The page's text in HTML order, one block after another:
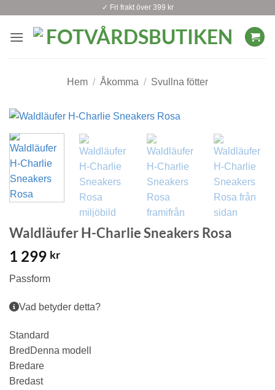
content
✓ Fri frakt över 399 kr
Hem / Åkomma / Svullna fötter
Waldläufer H-Charlie Sneakers Rosa
1 299 kr
Passform
Vad betyder detta?
Standard
Bred Denna modell
Bredare
Bredast